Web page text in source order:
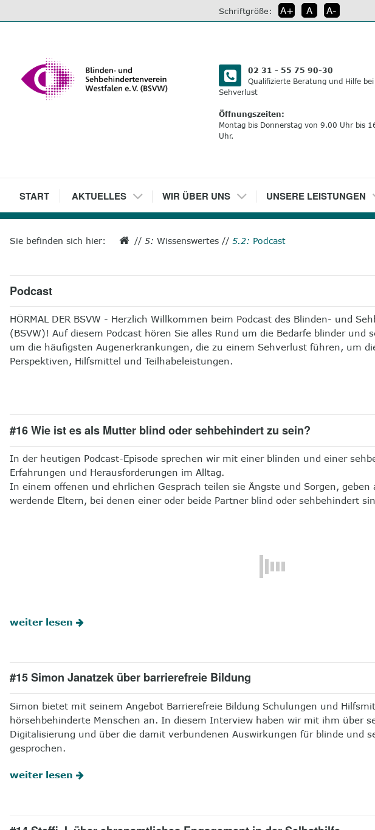
zum
Schriftgröße: A+ A A-
02 31 - 55 75 90-30
Qualifizierte Beratung und Hilfe bei
Sehverlust
Öffnungszeiten:
Montag bis Donnerstag von 9.00 Uhr bis
Uhr.
1
START 2
AKTUELLES 3
WIR ÜBER UNS 4
UNSERE LEISTUNGEN
Sie befinden sich hier: //5:Wissenswertes //5.2: Podcast
Podcast
HÖRMAL DER BSVW - Herzlich Willkommen beim Podcast des Blinden- und
(BSVW)! Auf diesem Podcast hören Sie alles Rund um die Bedarfe blinder und
um die häufigsten Augenerkrankungen, die zu einem Sehverlust führen, um
Perspektiven, Hilfsmittel und Teilhabeleistungen.
#16 Wie ist es als Mutter blind oder sehbehindert zu sein?
In der heutigen Podcast-Episode sprechen wir mit einer blinden und einer
Erfahrungen und Herausforderungen im Alltag.
In einem offenen und ehrlichen Gespräch teilen sie Ängste und Sorgen,
werdende Eltern, bei denen einer oder beide Partner blind oder sehbehindert
weiter lesen
#15 Simon Janatzek über barrierefreie Bildung
Simon bietet mit seinem Angebot Barrierefreie Bildung Schulungen und
hörsehbehinderte Menschen an. In diesem Interview haben wir mit ihm über
Digitalisierung und über die damit verbundenen Auswirkungen für blinde und
gesprochen.
weiter lesen